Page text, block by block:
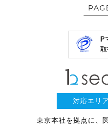
対応エリ
東京本社を拠点に、